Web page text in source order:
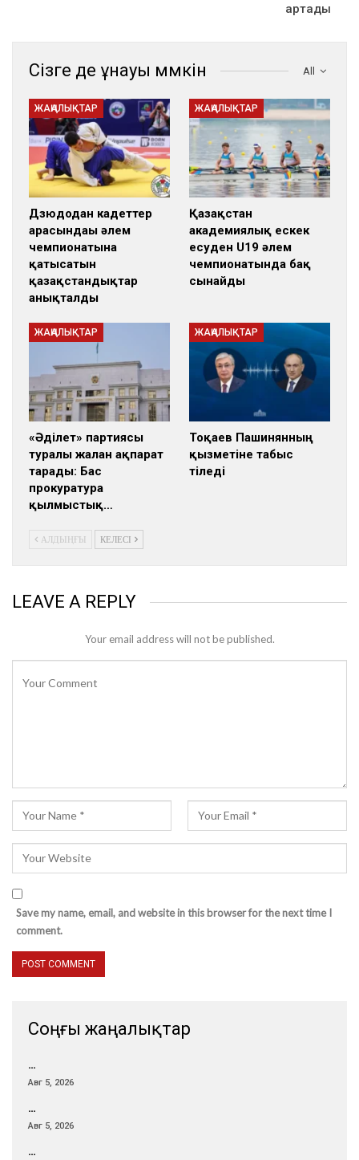
артады
All
Сізге де ұнауы мүмкін
ЖАҢАЛЫҚТАР
Дзюдодан кадеттер
арасындағы әлем
чемпионатына
қатысатын
қазақстандықтар
анықталды
ЖАҢАЛЫҚТАР
Қазақстан
академиялық ескек
есуден U19 әлем
чемпионатында бақ
сынайды
ЖАҢАЛЫҚТАР
«Әділет» партиясы
туралы жалған ақпарат
тарады: Бас
прокуратура
қылмыстық…
ЖАҢАЛЫҚТАР
Тоқаев Пашинянның
қызметіне табыс
тіледі
АЛДЫҢҒЫ КЕЛЕСІ
LEAVE A REPLY
Your email address will not be published.
Save my name, email, and website in this browser for the next time I
comment.
Соңғы жаңалықтар
…
Авг 5, 2026
…
Авг 5, 2026
…